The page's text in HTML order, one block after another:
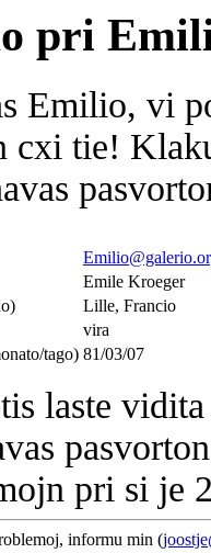
pri
Emilio, vi
cxi tie!
Emile Kroeger
Lille, Francio
vira
tago) 81/03/07
laste
pri si je
informu min (